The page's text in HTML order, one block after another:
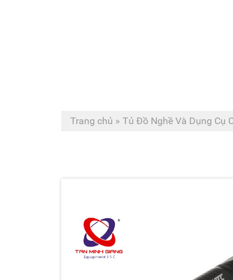
Trang chủ » Tủ Đồ Nghề Và Dụng Cụ